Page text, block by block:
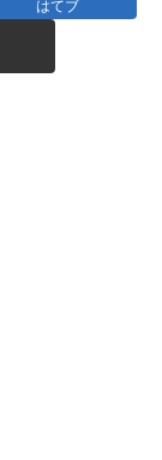
はてブ